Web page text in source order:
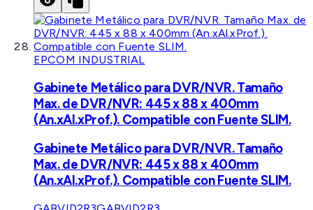
EPCOM INDUSTRIAL
Gabinete Metálico para DVR/NVR. Tamaño
Max. de DVR/NVR: 445 x 88 x 400mm
(An.xAl.xProf.). Compatible con Fuente SLIM.
Gabinete Metálico para DVR/NVR. Tamaño
Max. de DVR/NVR: 445 x 88 x 400mm
(An.xAl.xProf.). Compatible con Fuente SLIM.